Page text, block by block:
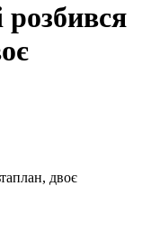
розбився